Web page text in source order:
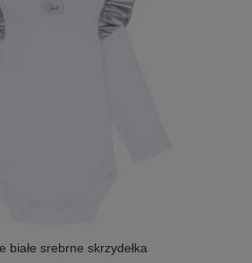
białe srebrne skrzydełka